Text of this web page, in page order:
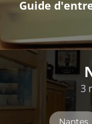
Guide
3
Nantes